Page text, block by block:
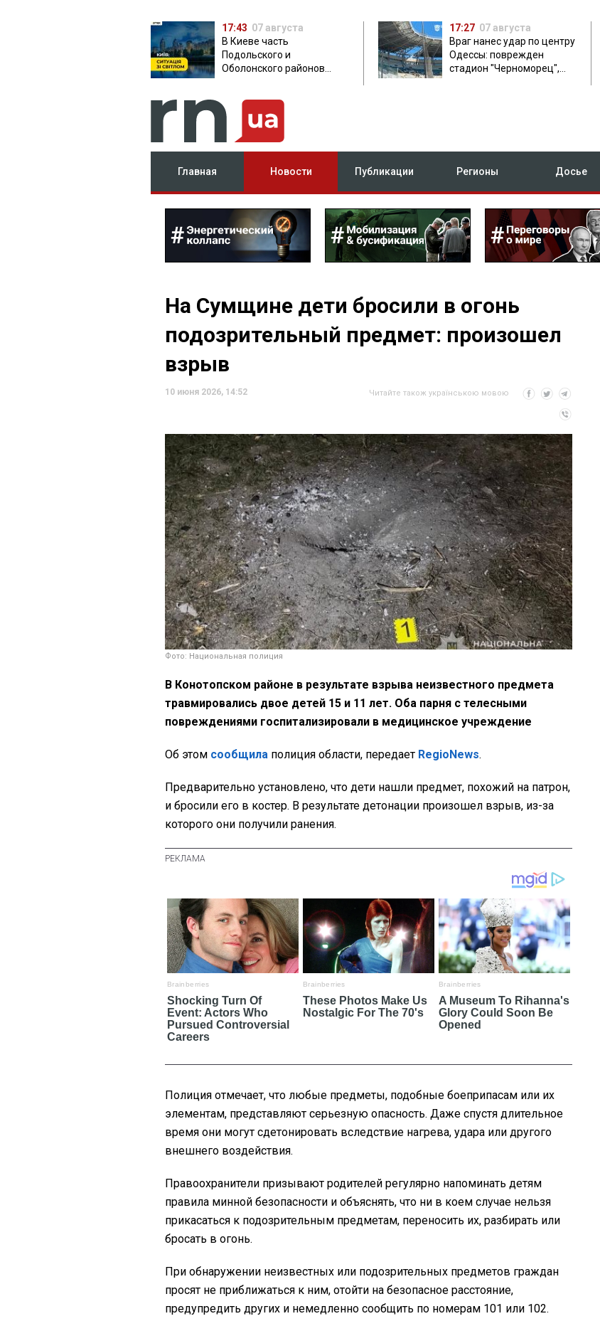
17:43 07 августа
В Киеве часть
Подольского и
Оболонского районов
17:27 07 августа
Враг нанес удар по центру
Одессы: поврежден
стадион "Черноморец",
Главная Новости Публикации Регионы Досье
На Сумщине дети бросили в огонь
подозрительный предмет: произошел
взрыв
10 июня 2026, 14:52 Читайте також українською мовою
Фото: Национальная полиция
В Конотопском районе в результате взрыва неизвестного предмета
травмировались двое детей 15 и 11 лет. Оба парня с телесными
повреждениями госпитализировали в медицинское учреждение
Об этом сообщила полиция области, передает RegioNews.
Предварительно установлено, что дети нашли предмет, похожий на патрон,
и бросили его в костер. В результате детонации произошел взрыв, из-за
которого они получили ранения.
Полиция отмечает, что любые предметы, подобные боеприпасам или их
элементам, представляют серьезную опасность. Даже спустя длительное
время они могут сдетонировать вследствие нагрева, удара или другого
внешнего воздействия.
Правоохранители призывают родителей регулярно напоминать детям
правила минной безопасности и объяснять, что ни в коем случае нельзя
прикасаться к подозрительным предметам, переносить их, разбирать или
бросать в огонь.
При обнаружении неизвестных или подозрительных предметов граждан
просят не приближаться к ним, отойти на безопасное расстояние,
предупредить других и немедленно сообщить по номерам 101 или 102.